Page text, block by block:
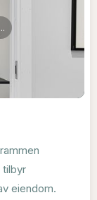
tilbyr
eiendom.